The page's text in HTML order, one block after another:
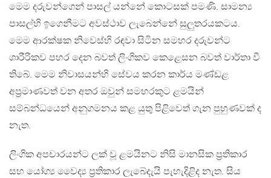
මෙම දරුවන්ගෙන් පාසල් යන්නේ කොටසක් පමණි. සාමන්‍ය
පාසල්හි ඉගෙනීමට අවස්ථාව ලැබෙන්නේ සුලුතරයකටය.
මෙම ආරක්ෂක නිවෙස්හි රඳවා සිටින සමහර දරුවන්ට
ශාරීරිකව පහර දෙන බවත් ලිංගිකව කෙළෙසන බවත් වාර්තා වී
තිබේ. මෙම නිවාසයන්හි සේවය කරන කාර්ය මණ්ඩළ
අප්‍රමාණවත් වන අතර ඔවුන් සමහරකුට ළමයින්
සම්බන්ධයෙන් අනුගමනය කළ යුතු පිළිවෙත් ගැන පුහුණවක් ද
නැත.
ලිංගික අපචාරයන්ට ලක් වූ ළමයිනට නිසි මානසික ප්‍රතිකාර
සහ යෝග්‍ය වෛද්‍ය ප්‍රතිකාර ලැබේදැයි පැහැදිළිද නැත. සිය